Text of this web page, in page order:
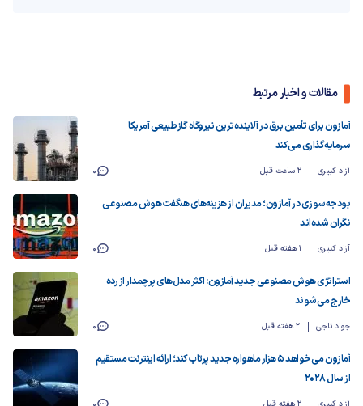
مقالات و اخبار مرتبط
آمازون برای تأمین برق در آلاینده‌ترین نیروگاه گاز طبیعی آمریکا
سرمایه‌گذاری می‌کند
آزاد کبیری 2 ساعت قبل 0
بودجه‌سوزی در آمازون؛ مدیران از هزینه‌های هنگفت هوش مصنوعی
نگران شده‌اند
آزاد کبیری 1 هفته قبل 0
استراتژی هوش مصنوعی جدید آمازون: اکثر مدل‌های پرچمدار از رده
خارج می‌شوند
جواد تاجی 2 هفته قبل 0
آمازون می‌خواهد ۵ هزار ماهواره جدید پرتاب کند؛ ارائه اینترنت مستقیم
از سال ۲۰۲۸